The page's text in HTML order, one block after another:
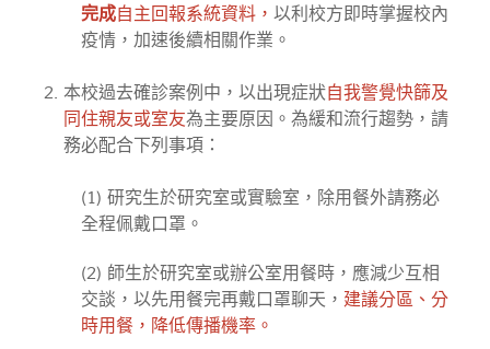
完成自主回報系統資料， 以利校方即時掌握校內
疫情，加速後續相關作業。
本校過去確診案例中，以出現症狀自我警覺快篩及
同住親友或室友為主要原因。為緩和流行趨勢，請
務必配合下列事項：
(1) 研究生於研究室或實驗室，除用餐外請務必
全程佩戴口罩。
(2) 師生於研究室或辦公室用餐時，應減少互相
交談，以先用餐完再戴口罩聊天， 建議分區、分
時用餐，降低傳播機率。